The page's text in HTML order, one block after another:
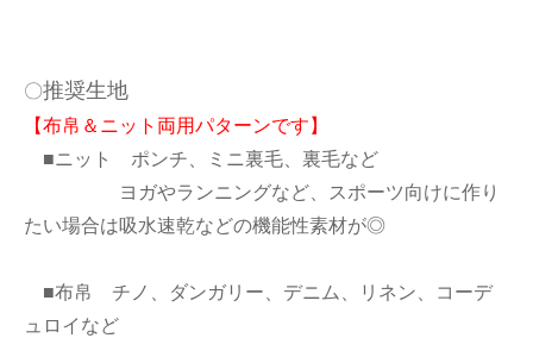
〇推奨生地
【布帛＆ニット両用パターンです】
■ニット ポンチ、ミニ裏毛、裏毛など
ヨガやランニングなど、スポーツ向けに作り
たい場合は吸水速乾などの機能性素材が◎
■布帛 チノ、ダンガリー、デニム、リネン、コーデ
ュロイなど